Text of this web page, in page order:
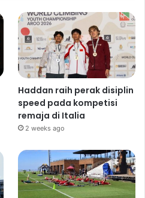
Haddan raih perak disiplin
speed pada kompetisi
remaja di Italia
2 weeks ago